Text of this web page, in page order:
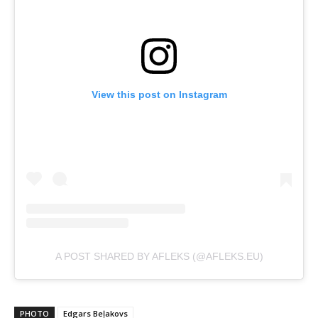
View this post on Instagram
A POST SHARED BY AFLEKS (@AFLEKS.EU)
PHOTO Edgars Beļakovs